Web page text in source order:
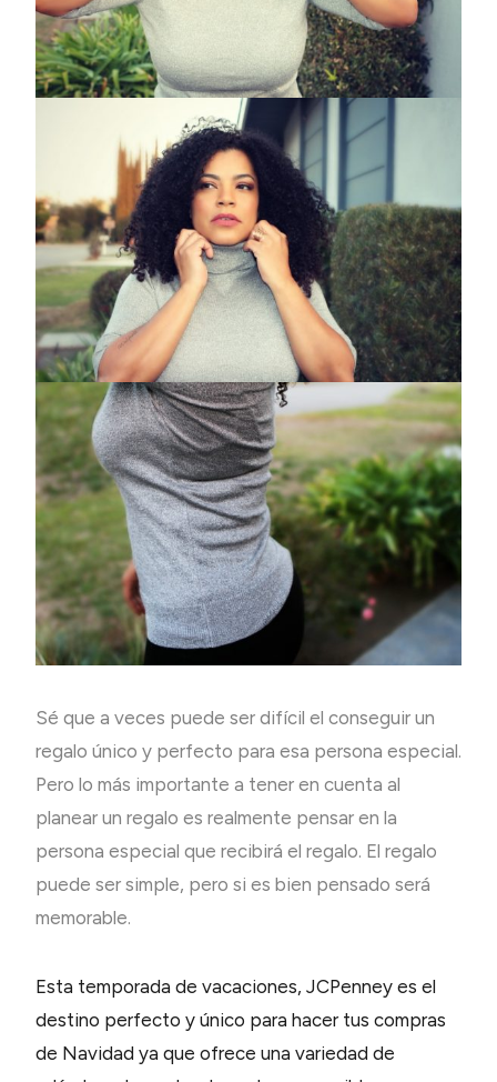
Sé que a veces puede ser difícil el conseguir un
regalo único y perfecto para esa persona especial.
Pero lo más importante a tener en cuenta al
planear un regalo es realmente pensar en la
persona especial que recibirá el regalo. El regalo
puede ser simple, pero si es bien pensado será
memorable.
Esta temporada de vacaciones, JCPenney es el
destino perfecto y único para hacer tus compras
de Navidad ya que ofrece una variedad de